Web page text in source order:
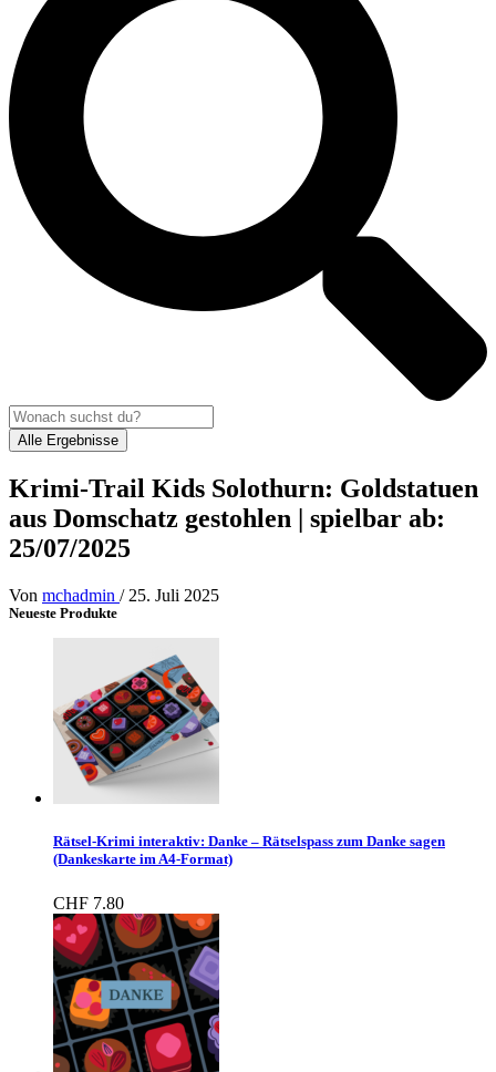
Alle Ergebnisse
Krimi-Trail Kids Solothurn: Goldstatuen
aus Domschatz gestohlen | spielbar ab:
25/07/2025
Von mchadmin / 25. Juli 2025
Neueste Produkte
Rätsel-Krimi interaktiv: Danke – Rätselspass zum Danke sagen
(Dankeskarte im A4-Format)
CHF 7.80